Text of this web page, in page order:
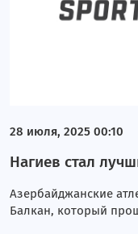
28 июля, 2025 00:10
Нагиев стал
Азербайджанские
Балкан, который